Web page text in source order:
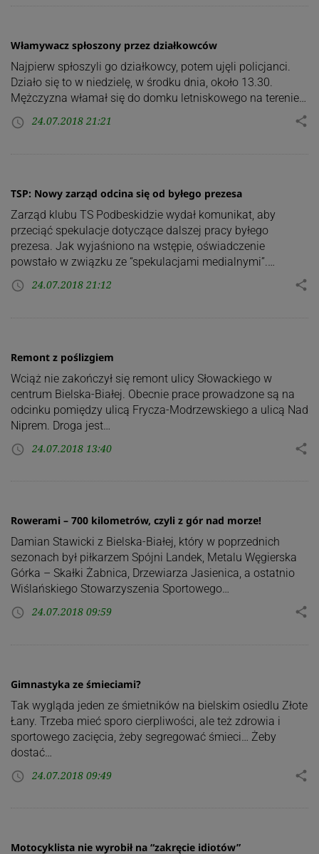
Włamywacz spłoszony przez działkowców
Najpierw spłoszyli go działkowcy, potem ujęli policjanci.
Działo się to w niedzielę, w środku dnia, około 13.30.
Mężczyzna włamał się do domku letniskowego na terenie…
access_time 24.07.2018 21:21 share
TSP: Nowy zarząd odcina się od byłego prezesa
Zarząd klubu TS Podbeskidzie wydał komunikat, aby
przeciąć spekulacje dotyczące dalszej pracy byłego
prezesa. Jak wyjaśniono na wstępie, oświadczenie
powstało w związku ze “spekulacjami medialnymi”.…
access_time 24.07.2018 21:12 share
Remont z poślizgiem
Wciąż nie zakończył się remont ulicy Słowackiego w
centrum Bielska-Białej. Obecnie prace prowadzone są na
odcinku pomiędzy ulicą Frycza-Modrzewskiego a ulicą Nad
Niprem. Droga jest…
access_time 24.07.2018 13:40 share
Rowerami – 700 kilometrów, czyli z gór nad morze!
Damian Stawicki z Bielska-Białej, który w poprzednich
sezonach był piłkarzem Spójni Landek, Metalu Węgierska
Górka – Skałki Żabnica, Drzewiarza Jasienica, a ostatnio
Wiślańskiego Stowarzyszenia Sportowego…
access_time 24.07.2018 09:59 share
Gimnastyka ze śmieciami?
Tak wygląda jeden ze śmietników na bielskim osiedlu Złote
Łany. Trzeba mieć sporo cierpliwości, ale też zdrowia i
sportowego zacięcia, żeby segregować śmieci… Żeby
dostać…
access_time 24.07.2018 09:49 share
Motocyklista nie wyrobił na “zakręcie idiotów”